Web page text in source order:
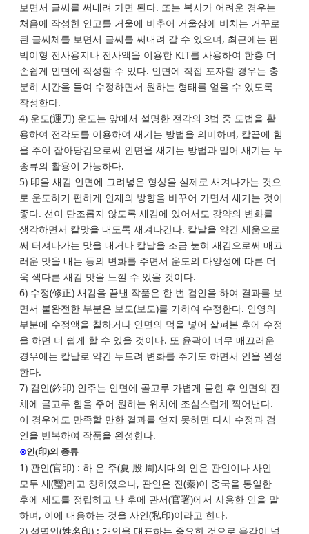
보면서 글씨를 써내려 가면 된다. 또는 복사가 어려운 경우는
처음에 작성한 인고를 거울에 비추어 거울상에 비치는 거꾸로
된 글씨체를 보면서 글씨를 써내려 갈 수 있으며, 최근에는 판
박이형 전사용지나 전사액을 이용한 KIT를 사용하여 한층 더
손쉽게 인면에 작성할 수 있다. 인면에 직접 포자할 경우는 충
분히 시간을 들여 수정하면서 원하는 형태를 얻을 수 있도록
작성한다.
4) 운도(運刀) 운도는 앞에서 설명한 전각의 3법 중 도법을 활
용하여 전각도를 이용하여 새기는 방법을 의미하며, 칼끝에 힘
을 주어 잡아당김으로써 인면을 새기는 방법과 밀어 새기는 두
종류의 활용이 가능하다.
5) 印을 새김 인면에 그려넣은 형상을 실제로 새겨나가는 것으
로 운도하기 편하게 인재의 방향을 바꾸어 가면서 새기는 것이
좋다. 선이 단조롭지 않도록 새김에 있어서도 강약의 변화를
생각하면서 칼맛을 내도록 새겨나간다. 칼날을 약간 세움으로
써 터져나가는 맛을 내거나 칼날을 조금 눞혀 새김으로써 매끄
러운 맛을 내는 등의 변화를 주면서 운도의 다양성에 따른 더
욱 색다른 새김 맛을 느낄 수 있을 것이다.
6) 수정(修正) 새김을 끝낸 작품은 한 번 검인을 하여 결과를 보
면서 불완전한 부분은 보도(보도)를 가하여 수정한다. 인영의
부분에 수정액을 칠하거나 인면의 먹을 넣어 살펴본 후에 수정
을 하면 더 쉽게 할 수 있을 것이다. 또 윤곽이 너무 매끄러운
경우에는 칼날로 약간 두드려 변화를 주기도 하면서 인을 완성
한다.
7) 검인(鈐印) 인주는 인면에 골고루 가볍게 뭍힌 후 인면의 전
체에 골고루 힘을 주어 원하는 위치에 조심스럽게 찍어낸다.
이 경우에도 만족할 만한 결과를 얻지 못하면 다시 수정과 검
인을 반복하여 작품을 완성한다.
⊙인(印)의 종류
1) 관인(官印) : 하 은 주(夏 殷 周)시대의 인은 관인이나 사인
모두 새(璽)라고 칭하였으나, 관인은 진(秦)이 중국을 통일한
후에 제도를 정립하고 난 후에 관서(官署)에서 사용한 인을 말
하며, 이에 대응하는 것을 사인(私印)이라고 한다.
2) 성명인(姓名印) : 개인을 대표하는 중요한 것으로 음각이 널